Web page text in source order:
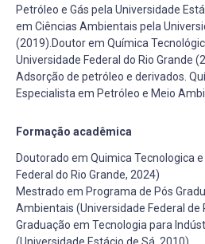
Petróleo e Gás pela Universidade
em Ciências Ambientais pela
(2019).Doutor em Química
Universidade Federal do Rio Grande
Adsorção de petróleo e derivados.
Especialista em Petróleo e Meio
Formação acadêmica
Doutorado em Quimica Tecnologica
Federal do Rio Grande, 2024)
Mestrado em Programa de Pós
Ambientais (Universidade Federal de
Graduação em Tecnologia para